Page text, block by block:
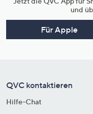
und
Für Apple
QVC kontaktieren
Hilfe-Chat